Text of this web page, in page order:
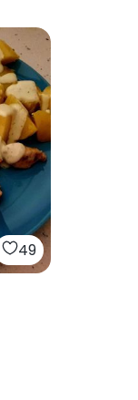
49